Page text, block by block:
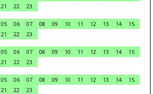
21 22
23
05 06 07 08 09 10 11 12 13 14
15
21 22
23
05 06 07 08 09 10 11 12 13 14
15
21 22
23
05 06 07 08 09 10 11 12 13 14
15
21 22
23